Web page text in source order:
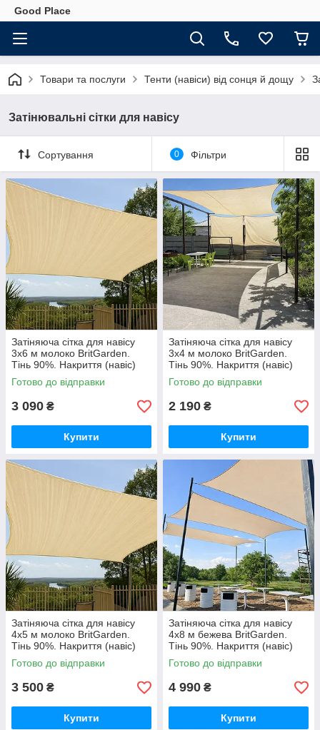
Good Place
Товари та послуги Тенти (навіси) від сонця й дощу
Затінювальні сітки для навісу
Сортування 0 Фільтри
Затіняюча сітка для навісу
3х6 м молоко BritGarden.
Тінь 90%. Накриття (навіс)
для альтанки, тент натяжний
GoodPlace
Готово до відправки
3 090 ₴
Купити
Затіняюча сітка для навісу
3х4 м молоко BritGarden.
Тінь 90%. Накриття (навіс)
для альтанки, тент натяжний
GoodPlace
Готово до відправки
2 190 ₴
Купити
Затіняюча сітка для навісу
4х5 м молоко BritGarden.
Тінь 90%. Накриття (навіс)
для альтанки, тент натяжний
GoodPlace
Готово до відправки
3 500 ₴
Купити
Затіняюча сітка для навісу
4х8 м бежева BritGarden.
Тінь 90%. Накриття (навіс)
для альтанки, тент натяжний
GoodPlace
Готово до відправки
4 990 ₴
Купити